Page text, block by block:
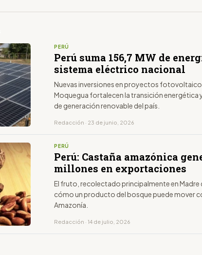
PERÚ
Perú suma 156,7 MW de
sistema eléctrico nacional
Nuevas inversiones en proyectos
Moquegua fortalecen la transición energética
de generación renovable del país.
Redacción · 23 de junio, 2026
PERÚ
Perú: Castaña amazónica
millones en exportaciones
El fruto, recolectado principalmente en Madre
cómo un producto del bosque puede mover
Amazonía.
Redacción · 14 de julio, 2026